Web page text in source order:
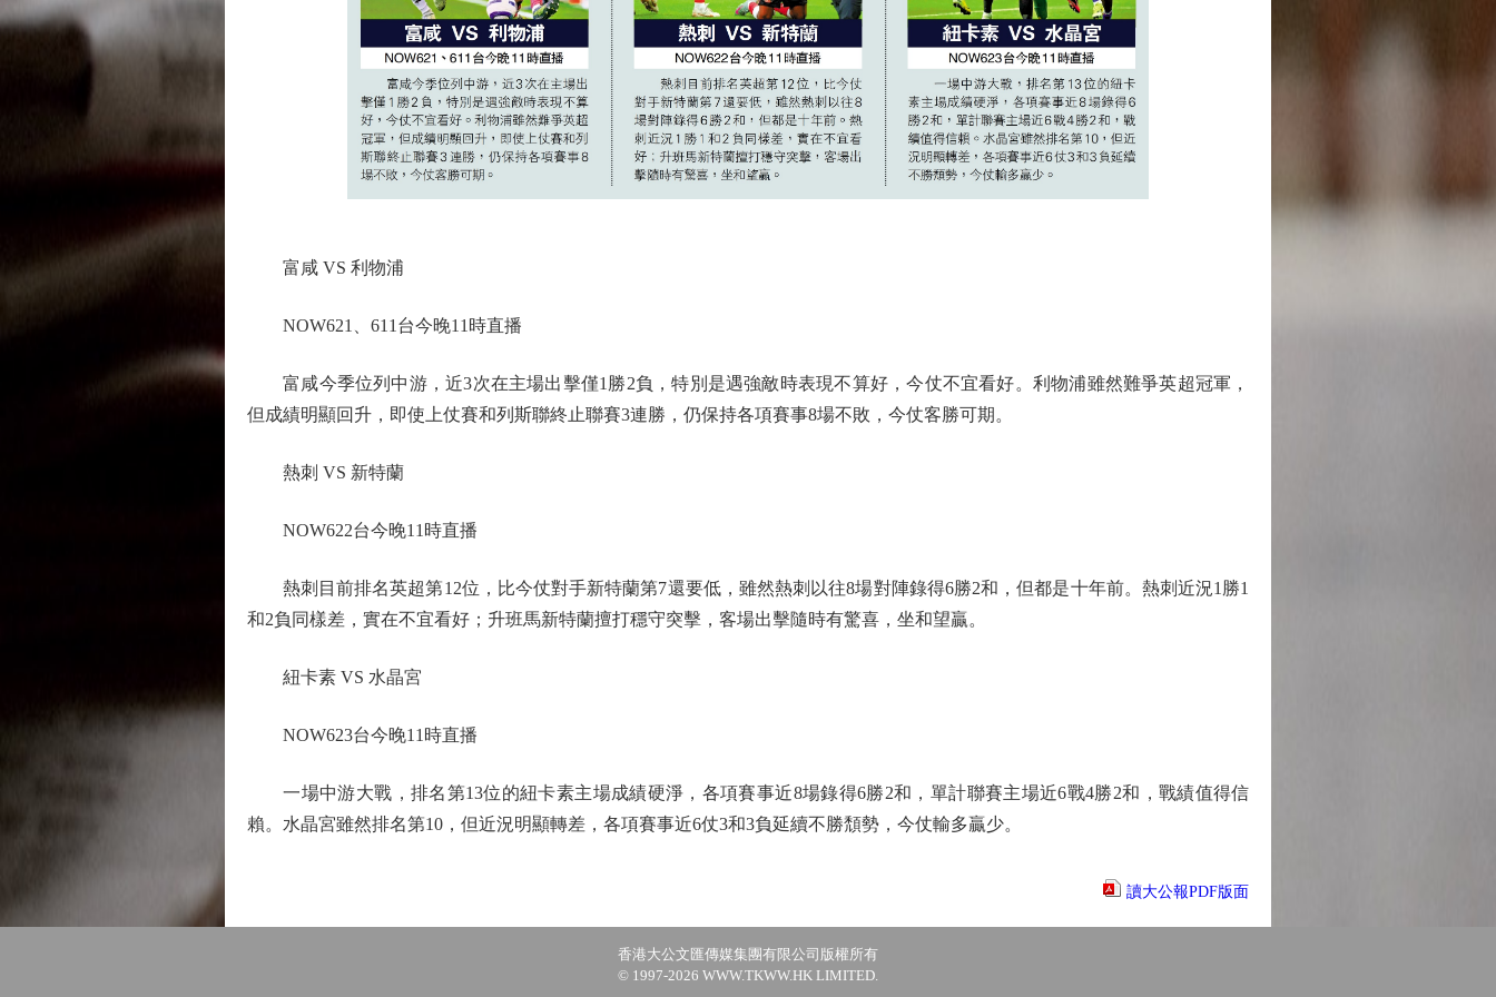
富咸 VS 利物浦
NOW621、611台今晚11時直播
富咸今季位列中游，近3次在主場出擊僅1勝2負，特別是遇強敵時表現不算好，今仗不宜看好。利物浦雖然難爭英超冠軍，
但成績明顯回升，即使上仗賽和列斯聯終止聯賽3連勝，仍保持各項賽事8場不敗，今仗客勝可期。
熱刺 VS 新特蘭
NOW622台今晚11時直播
熱刺目前排名英超第12位，比今仗對手新特蘭第7還要低，雖然熱刺以往8場對陣錄得6勝2和，但都是十年前。熱刺近況1勝1
和2負同樣差，實在不宜看好；升班馬新特蘭擅打穩守突擊，客場出擊隨時有驚喜，坐和望贏。
紐卡素 VS 水晶宮
NOW623台今晚11時直播
一場中游大戰，排名第13位的紐卡素主場成績硬淨，各項賽事近8場錄得6勝2和，單計聯賽主場近6戰4勝2和，戰績值得信
賴。水晶宮雖然排名第10，但近況明顯轉差，各項賽事近6仗3和3負延續不勝頹勢，今仗輸多贏少。
讀大公報PDF版面
香港大公文匯傳媒集團有限公司版權所有
© 1997-2026 WWW.TKWW.HK LIMITED.